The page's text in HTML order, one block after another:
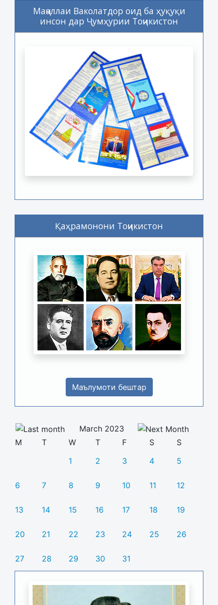
Маҷаллаи Ваколатдор оид ба ҳуқуқи
инсон дар Ҷумҳурии Тоҷикистон
Қаҳрамонони Тоҷикистон
Маълумоти бештар
March 2023
M
T W T F S
S
1
2 3 4 5
6 7 8 9 10 11 12
13 14 15 16 17 18 19
20 21 22 23 24 25 26
27 28 29 30 31